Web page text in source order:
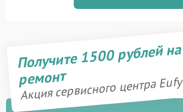
Получите 1500 рублей на
ремонт
Акция сервисного центра Eufy